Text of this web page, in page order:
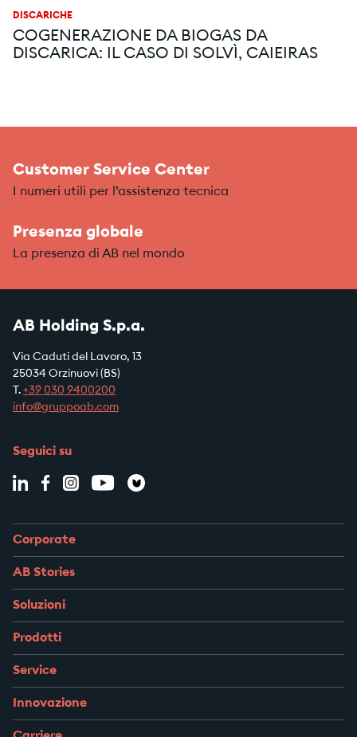
DISCARICHE
COGENERAZIONE DA BIOGAS DA
DISCARICA: IL CASO DI SOLVÌ, CAIEIRAS
Customer Service Center
I numeri utili per l’assistenza tecnica
Presenza globale
La presenza di AB nel mondo
AB Holding S.p.a.
Via Caduti del Lavoro, 13
25034 Orzinuovi (BS)
T. +39 030 9400200
info@gruppoab.com
Seguici su
Corporate
AB Stories
Soluzioni
Prodotti
Service
Innovazione